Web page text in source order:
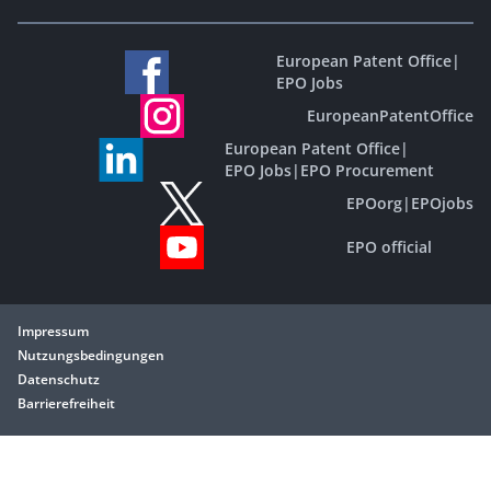
European Patent Office|
EPO Jobs
EuropeanPatentOffice
European Patent Office|
EPO Jobs| EPO Procurement
EPOorg| EPOjobs
EPO official
Impressum
Nutzungsbedingungen
Datenschutz
Barrierefreiheit